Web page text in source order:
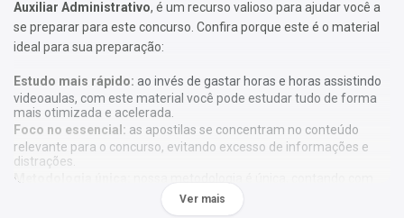
Auxiliar Administrativo, é um recurso valioso para ajudar você a
se preparar para este concurso. Confira porque este é o material
ideal para sua preparação:
Estudo mais rápido: ao invés de gastar horas e horas assistindo
videoaulas, com este material você pode estudar tudo de forma
mais otimizada e acelerada.
Foco no essencial: as apostilas se concentram no conteúdo
relevante para o concurso, evitando excesso de informações e
distrações.
Metodologia única:
diversos recursos de aprendizagem que irão acelerar seu
aprendizado, gráficos, tabelas e destaques do que é mais
Ver mais